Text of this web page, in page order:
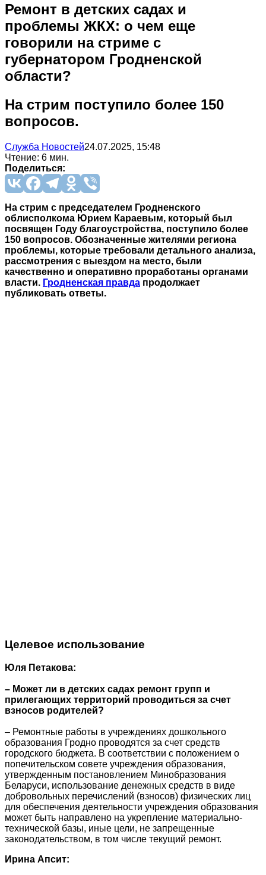
Ремонт в детских садах и
проблемы ЖКХ: о чем еще
говорили на стриме с
губернатором Гродненской
области?
На стрим поступило более 150
вопросов.
Служба Новостей24.07.2025, 15:48
Чтение: 6 мин.
Поделиться:
На стрим с председателем Гродненского
облисполкома Юрием Караевым, который был
посвящен Году благоустройства, поступило более
150 вопросов. Обозначенные жителями региона
проблемы, которые требовали детального анализа,
рассмотрения с выездом на место, были
качественно и оперативно проработаны органами
власти. Гродненская правда продолжает
публиковать ответы.
Целевое использование
Юля Петакова:
– Может ли в детских садах ремонт групп и
прилегающих территорий проводиться за счет
взносов родителей?
– Ремонтные работы в учреждениях дошкольного
образования Гродно проводятся за счет средств
городского бюджета. В соответствии с положением о
попечительском совете учреждения образования,
утвержденным постановлением Минобразования
Беларуси, использование денежных средств в виде
добровольных перечислений (взносов) физических лиц
для обеспечения деятельности учреждения образования
может быть направлено на укрепление материально-
технической базы, иные цели, не запрещенные
законодательством, в том числе текущий ремонт.
Ирина Апсит: